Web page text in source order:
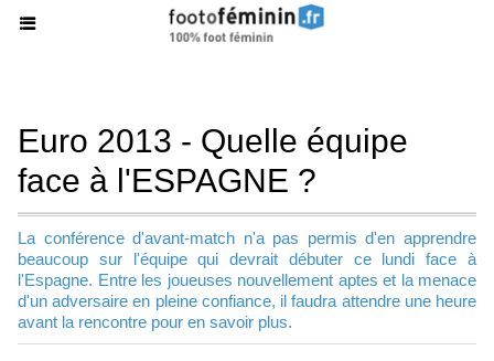
Euro 2013 - Quelle équipe
face à l'ESPAGNE ?
La conférence d'avant-match n'a pas permis d'en apprendre
beaucoup sur l'équipe qui devrait débuter ce lundi face à
l'Espagne. Entre les joueuses nouvellement aptes et la menace
d'un adversaire en pleine confiance, il faudra attendre une heure
avant la rencontre pour en savoir plus.